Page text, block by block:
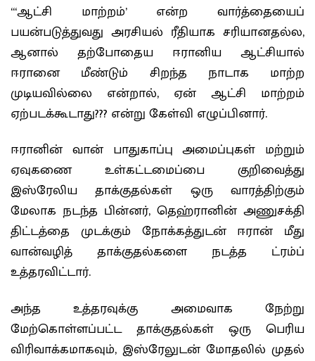
“‘ஆட்சி மாற்றம்’ என்ற வார்த்தையைப்
பயன்படுத்துவது அரசியல் ரீதியாக சரியானதல்ல,
ஆனால் தற்போதைய ஈரானிய ஆட்சியால்
ஈரானை மீண்டும் சிறந்த நாடாக மாற்ற
முடியவில்லை என்றால், ஏன் ஆட்சி மாற்றம்
ஏற்படக்கூடாது??? என்று கேள்வி எழுப்பினார்.
ஈரானின் வான் பாதுகாப்பு அமைப்புகள் மற்றும்
ஏவுகணை உள்கட்டமைப்பை குறிவைத்து
இஸ்ரேலிய தாக்குதல்கள் ஒரு வாரத்திற்கும்
மேலாக நடந்த பின்னர், தெஹ்ரானின் அணுசக்தி
திட்டத்தை முடக்கும் நோக்கத்துடன் ஈரான் மீது
வான்வழித் தாக்குதல்களை நடத்த ட்ரம்ப்
உத்தரவிட்டார்.
அந்த உத்தரவுக்கு அமைவாக நேற்று
மேற்கொள்ளப்பட்ட தாக்குதல்கள் ஒரு பெரிய
விரிவாக்கமாகவும், இஸ்ரேலுடன் மோதலில் முதல்